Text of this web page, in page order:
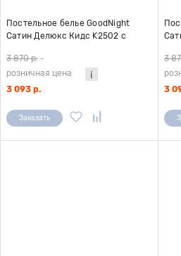
Постельное белье GoodNight
Сатин Делюкс Кидс K2502 с
3 870 р. -
розничная цена
3 093 р.
Заказать
3
3